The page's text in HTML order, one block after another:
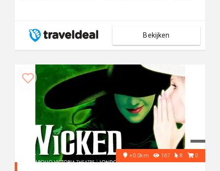
Bekijken
+0.0km 167 8 0